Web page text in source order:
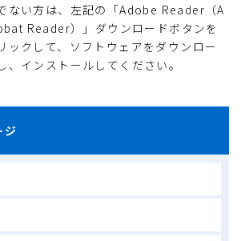
ない方は、左記の「Adobe Reader（A
Reader）」ダウンロードボタンを
ックして、ソフトウェアをダウンロー
、インストールしてください。
ジ